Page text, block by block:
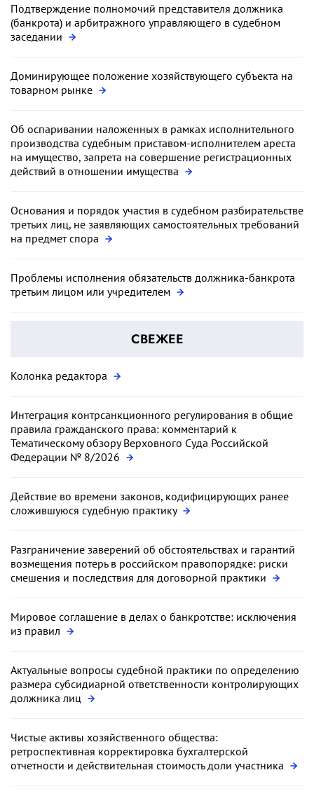
Подтверждение полномочий представителя должника
(банкрота) и арбитражного управляющего в судебном
заседании
Доминирующее положение хозяйствующего субъекта на
товарном рынке
Об оспаривании наложенных в рамках исполнительного
производства судебным приставом-исполнителем ареста
на имущество, запрета на совершение регистрационных
действий в отношении имущества
Основания и порядок участия в судебном разбирательстве
третьих лиц, не заявляющих самостоятельных требований
на предмет спора
Проблемы исполнения обязательств должника-банкрота
третьим лицом или учредителем
СВЕЖЕЕ
Колонка редактора
Интеграция контрсанкционного регулирования в общие
правила гражданского права: комментарий к
Тематическому обзору Верховного Суда Российской
Федерации № 8/2026
Действие во времени законов, кодифицирующих ранее
сложившуюся судебную практику
Разграничение заверений об обстоятельствах и гарантий
возмещения потерь в российском правопорядке: риски
смешения и последствия для договорной практики
Мировое соглашение в делах о банкротстве: исключения
из правил
Актуальные вопросы судебной практики по определению
размера субсидиарной ответственности контролирующих
должника лиц
Чистые активы хозяйственного общества:
ретроспективная корректировка бухгалтерской
отчетности и действительная стоимость доли участника